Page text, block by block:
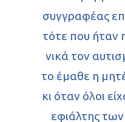
συγγραφέας
τότε που ήταν
νικά τον
το έμαθε η
κι όταν όλοι
εφιάλτης